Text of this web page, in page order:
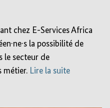
chez E-Services Africa
la possibilité de
le secteur de
métier. Lire la suite